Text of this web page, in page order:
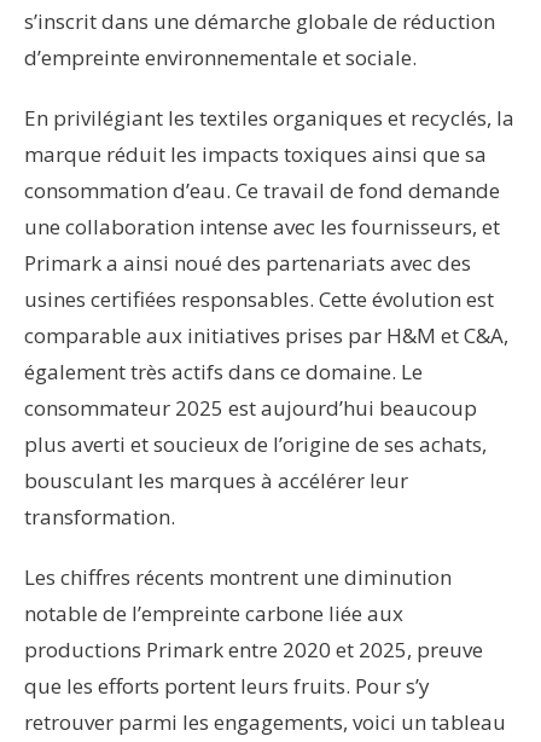
s’inscrit dans une démarche globale de réduction
d’empreinte environnementale et sociale.
En privilégiant les textiles organiques et recyclés, la
marque réduit les impacts toxiques ainsi que sa
consommation d’eau. Ce travail de fond demande
une collaboration intense avec les fournisseurs, et
Primark a ainsi noué des partenariats avec des
usines certifiées responsables. Cette évolution est
comparable aux initiatives prises par H&M et C&A,
également très actifs dans ce domaine. Le
consommateur 2025 est aujourd’hui beaucoup
plus averti et soucieux de l’origine de ses achats,
bousculant les marques à accélérer leur
transformation.
Les chiffres récents montrent une diminution
notable de l’empreinte carbone liée aux
productions Primark entre 2020 et 2025, preuve
que les efforts portent leurs fruits. Pour s’y
retrouver parmi les engagements, voici un tableau